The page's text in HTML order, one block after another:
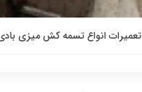
تعمیرات انواع تسمه کش میزی